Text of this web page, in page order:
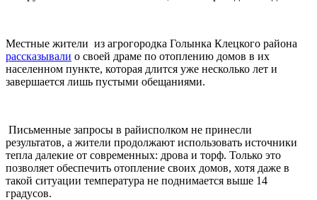
Местные жители из агрогородка Голынка Клецкого района
рассказывали о своей драме по отоплению домов в их
населенном пункте, которая длится уже несколько лет и
завершается лишь пустыми обещаниями.
Письменные запросы в райисполком не принесли
результатов, а жители продолжают использовать источники
тепла далекие от современных: дрова и торф. Только это
позволяет обеспечить отопление своих домов, хотя даже в
такой ситуации температура не поднимается выше 14
градусов.